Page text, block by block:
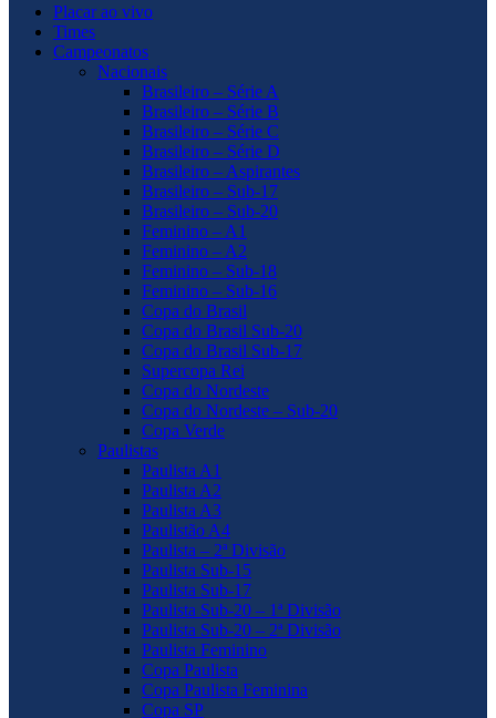
Placar ao vivo
Times
Campeonatos
Nacionais
Brasileiro – Série A
Brasileiro – Série B
Brasileiro – Série C
Brasileiro – Série D
Brasileiro – Aspirantes
Brasileiro – Sub-17
Brasileiro – Sub-20
Feminino – A1
Feminino – A2
Feminino – Sub-18
Feminino – Sub-16
Copa do Brasil
Copa do Brasil Sub-20
Copa do Brasil Sub-17
Supercopa Rei
Copa do Nordeste
Copa do Nordeste – Sub-20
Copa Verde
Paulistas
Paulista A1
Paulista A2
Paulista A3
Paulistão A4
Paulista – 2ª Divisão
Paulista Sub-15
Paulista Sub-17
Paulista Sub-20 – 1ª Divisão
Paulista Sub-20 – 2ª Divisão
Paulista Feminino
Copa Paulista
Copa Paulista Feminina
Copa SP